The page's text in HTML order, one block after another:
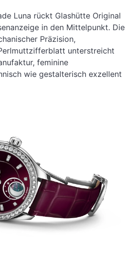
Luna rückt Glashütte Original
in den Mittelpunkt. Die
Präzision,
unterstreicht
feminine
wie gestalterisch exzellent